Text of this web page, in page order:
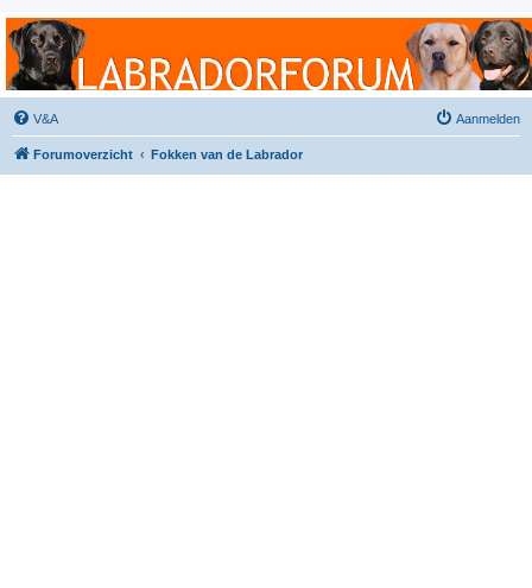
Labradorforum
Het gezelligste Labradorforum van Nederland en België!
V&A Aanmelden
Forumoverzicht Fokken van de Labrador